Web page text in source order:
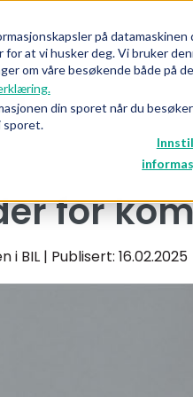
på datamaskinen
at vi husker deg. Vi bruker
om våre besøkende både på
din sporet når du
sporet.
for
i BIL | Publisert: 16.02.2025